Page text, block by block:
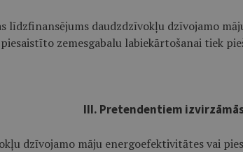
līdzfinansējums daudzdzīvokļu dzīvojamo
zemesgabalu labiekārtošanai tiek
III. Pretendentiem
dzīvojamo māju energoefektivitātes vai